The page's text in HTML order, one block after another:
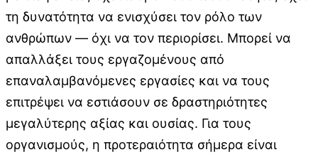
τη δυνατότητα να ενισχύσει τον ρόλο των
ανθρώπων — όχι να τον περιορίσει. Μπορεί να
απαλλάξει τους εργαζομένους από
επαναλαμβανόμενες εργασίες και να τους
επιτρέψει να εστιάσουν σε δραστηριότητες
μεγαλύτερης αξίας και ουσίας. Για τους
οργανισμούς, η προτεραιότητα σήμερα είναι